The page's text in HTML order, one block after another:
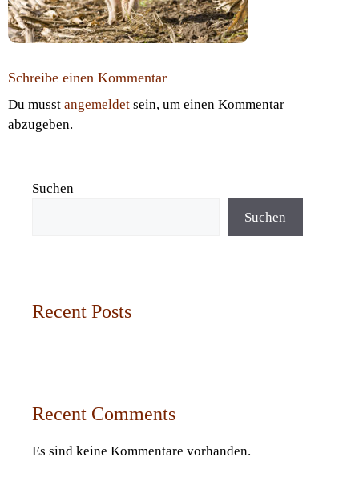
Schreibe einen Kommentar
Du musst angemeldet sein, um einen Kommentar
abzugeben.
Suchen
Suchen
Recent Posts
Recent Comments
Es sind keine Kommentare vorhanden.